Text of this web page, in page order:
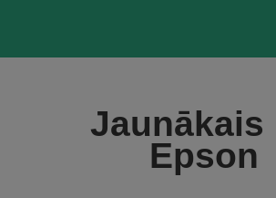
Jaunākais
Epson